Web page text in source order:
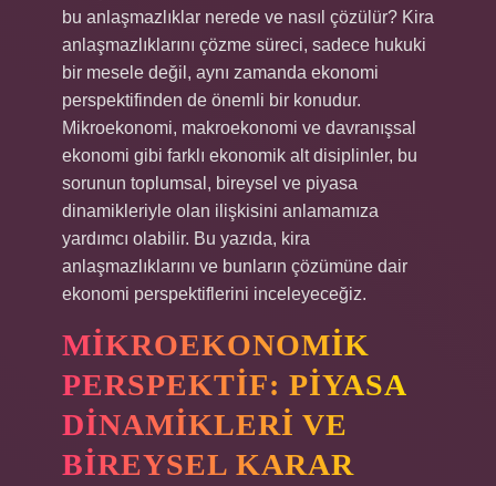
bu anlaşmazlıklar nerede ve nasıl çözülür? Kira
anlaşmazlıklarını çözme süreci, sadece hukuki
bir mesele değil, aynı zamanda ekonomi
perspektifinden de önemli bir konudur.
Mikroekonomi, makroekonomi ve davranışsal
ekonomi gibi farklı ekonomik alt disiplinler, bu
sorunun toplumsal, bireysel ve piyasa
dinamikleriyle olan ilişkisini anlamamıza
yardımcı olabilir. Bu yazıda, kira
anlaşmazlıklarını ve bunların çözümüne dair
ekonomi perspektiflerini inceleyeceğiz.
MIKROEKONOMIK
PERSPEKTIF: PIYASA
DINAMIKLERI VE
BIREYSEL KARAR